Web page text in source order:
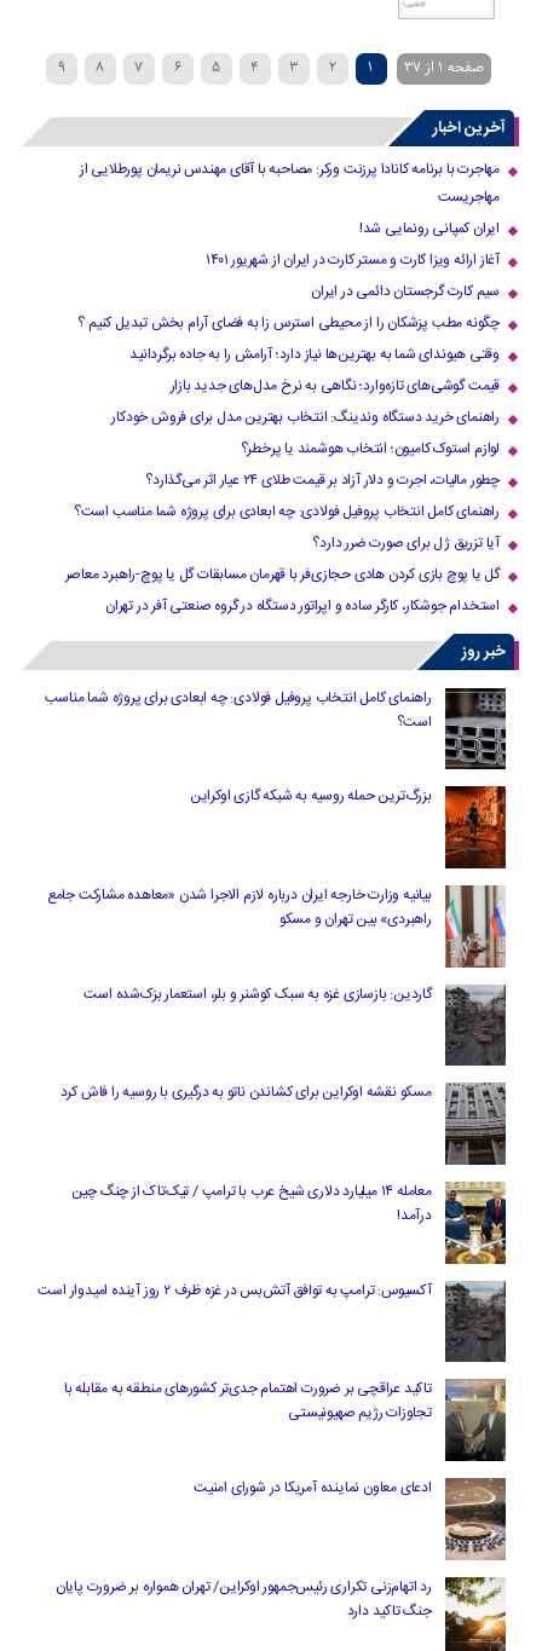
صفحه 1 از 37 1
2
3
4
5
6
7
8
9
10
›
20
30
...
» آخرین اخبار
مهاجرت با برنامه کانادا پرزنت ورکر: مصاحبه با آقای مهندس نریمان پورطلایی از
مهاجریست
ایران کمپانی رونمایی شد!
آغاز ارائه ویزا کارت و مستر کارت در ایران از شهریور ۱۴۰۱
سیم کارت گرجستان دائمی در ایران
چگونه مطب پزشکان را از محیطی استرس زا به فضای آرام بخش تبدیل کنیم ؟
وقتی هیوندای شما به بهترین‌ها نیاز دارد؛ آرامش را به جاده برگردانید
قیمت گوشی‌های تازه‌وارد؛ نگاهی به نرخ مدل‌های جدید بازار
راهنمای خرید دستگاه وندینگ: انتخاب بهترین مدل برای فروش خودکار
لوازم استوک کامیون؛ انتخاب هوشمند یا پرخطر؟
چطور مالیات، اجرت و دلار آزاد بر قیمت طلای ۲۴ عیار اثر می‌گذارد؟
راهنمای کامل انتخاب پروفیل فولادی: چه ابعادی برای پروژه شما مناسب است؟
آیا تزریق ژل برای صورت ضرر دارد​؟
گل یا پوچ بازی کردن هادی حجازی‌فر با قهرمان مسابقات گل یا پوچ-راهبرد معاصر
استخدام جوشکار، کارگر ساده و اپراتور دستگاه در گروه صنعتی آفر در تهران
خبر روز
راهنمای کامل انتخاب پروفیل فولادی: چه ابعادی برای پروژه شما مناسب
است؟
بزرگ‌ترین حمله روسیه به شبکه گازی اوکراین
بیانیه وزارت خارجه ایران درباره لازم‌ الاجرا شدن «معاهده مشارکت جامع
راهبردی» بین تهران و مسکو
گاردین: بازسازی غزه به سبک کوشنر و بلر، استعمار بزک‌شده است
مسکو نقشه اوکراین برای کشاندن ناتو به درگیری با روسیه را فاش کرد
معامله ۱۴ میلیارد دلاری شیخ عرب با ترامپ / تیک‌تاک از چنگ چین
درآمد!
آکسیوس: ترامپ به توافق آتش‌بس در غزه ظرف ۲ روز آینده امیدوار است
تاکید عراقچی بر ضرورت اهتمام جدی‌تر کشورهای منطقه به مقابله با
تجاوزات رژیم صهیونیستی
ادعای معاون نماینده آمریکا در شورای امنیت
رد اتهام‌زنی تکراری رئیس‌جمهور اوکراین/ تهران همواره بر ضرورت پایان
جنگ تاکید دارد